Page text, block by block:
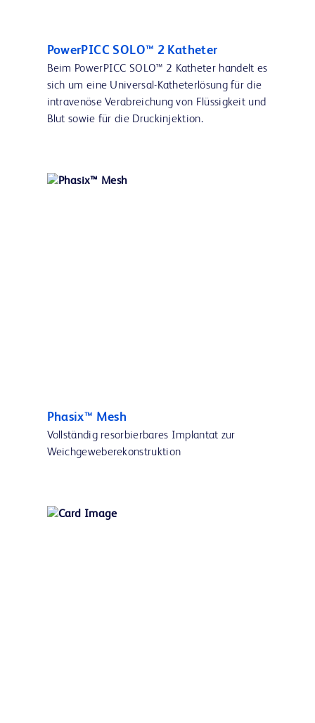
PowerPICC SOLO™ 2 Katheter
Beim PowerPICC SOLO™ 2 Katheter handelt es
sich um eine Universal-Katheterlösung für die
intravenöse Verabreichung von Flüssigkeit und
Blut sowie für die Druckinjektion.
Phasix™ Mesh
Vollständig resorbierbares Implantat zur
Weichgeweberekonstruktion